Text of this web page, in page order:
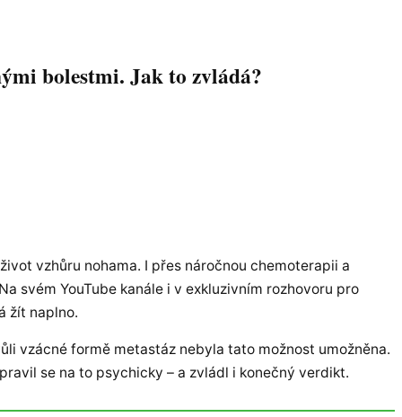
bolestmi. Jak to zvládá?
vzhůru nohama. I přes náročnou chemoterapii a
svém YouTube kanále i v exkluzivním rozhovoru pro
žít naplno.
vzácné formě metastáz nebyla tato možnost umožněna.
se na to psychicky – a zvládl i konečný verdikt.